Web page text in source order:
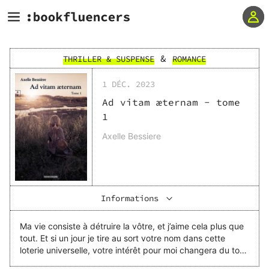
THRILLER & SUSPENSE & ROMANCE
1 DÉC. 2023
Ad vitam æternam - tome
1
Axelle Bessiere
Informations
Ma vie consiste à détruire la vôtre, et j’aime cela plus que
tout. Et si un jour je tire au sort votre nom dans cette
loterie universelle, votre intérêt pour moi changera du tout